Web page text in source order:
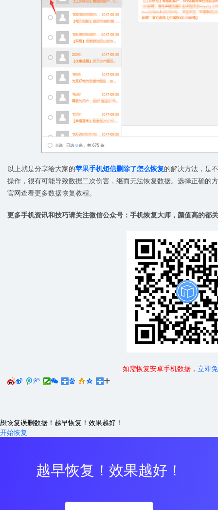
以上就是分享给大家的苹果手机短信删除了怎么恢复的解决方法，是
操作，很有可能导致数据二次伤害，继而无法恢复数据。选择正确的
官网查看更多数据恢复教程。
更多手机资讯和技巧请关注微信公众号：手机恢复大师，颜值高的都
如需恢复安卓手机数据， 立即
     
想恢复误删数据！越早恢复！效果越好！
开始恢复
越早恢复！效果越好！